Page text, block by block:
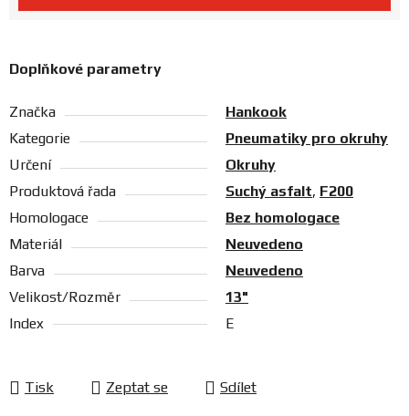
Doplňkové parametry
Značka
Hankook
Kategorie
Pneumatiky pro okruhy
Určení
Okruhy
Produktová řada
Suchý asfalt, F200
Homologace
Bez homologace
Materiál
Neuvedeno
Barva
Neuvedeno
Velikost/Rozměr
13"
Index
E
Tisk Zeptat se Sdílet